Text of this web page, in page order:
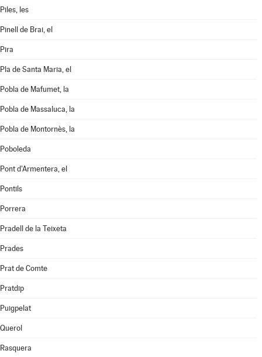
Piles, les
Pinell de Brai, el
Pira
Pla de Santa Maria, el
Pobla de Mafumet, la
Pobla de Massaluca, la
Pobla de Montornès, la
Poboleda
Pont d'Armentera, el
Pontils
Porrera
Pradell de la Teixeta
Prades
Prat de Comte
Pratdip
Puigpelat
Querol
Rasquera